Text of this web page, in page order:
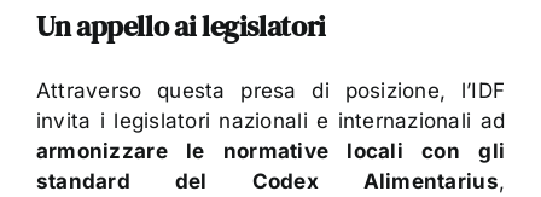
Un appello ai legislatori
Attraverso questa presa di posizione, l’IDF
invita i legislatori nazionali e internazionali ad
armonizzare le normative locali con gli
standard del Codex Alimentarius,